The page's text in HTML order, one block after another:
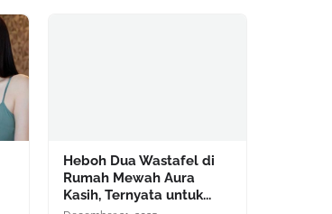
Heboh Dua Wastafel di
Rumah Mewah Aura
Kasih, Ternyata untuk...